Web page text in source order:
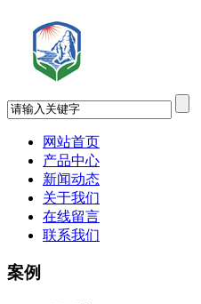
网站首页
产品中心
新闻动态
关于我们
在线留言
联系我们
案例